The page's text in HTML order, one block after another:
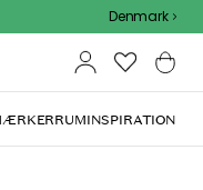
Denmark
RUMINSPIRATION